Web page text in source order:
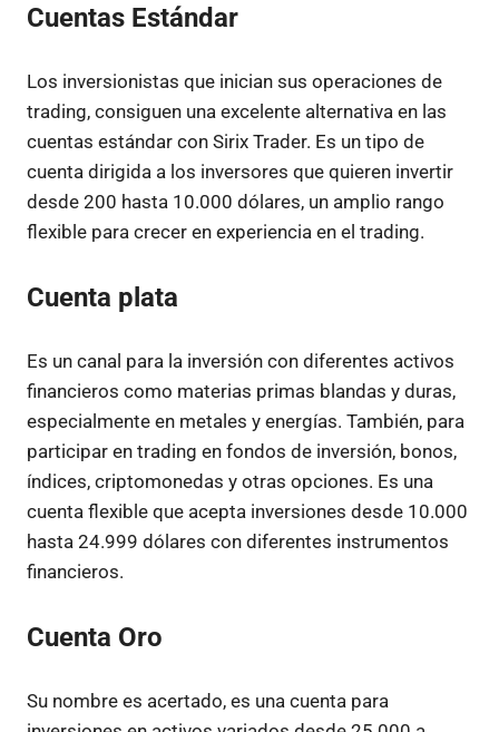
Cuentas Estándar
Los inversionistas que inician sus operaciones de
trading, consiguen una excelente alternativa en las
cuentas estándar con Sirix Trader. Es un tipo de
cuenta dirigida a los inversores que quieren invertir
desde 200 hasta 10.000 dólares, un amplio rango
flexible para crecer en experiencia en el trading.
Cuenta plata
Es un canal para la inversión con diferentes activos
financieros como materias primas blandas y duras,
especialmente en metales y energías. También, para
participar en trading en fondos de inversión, bonos,
índices, criptomonedas y otras opciones. Es una
cuenta flexible que acepta inversiones desde 10.000
hasta 24.999 dólares con diferentes instrumentos
financieros.
Cuenta Oro
Su nombre es acertado, es una cuenta para